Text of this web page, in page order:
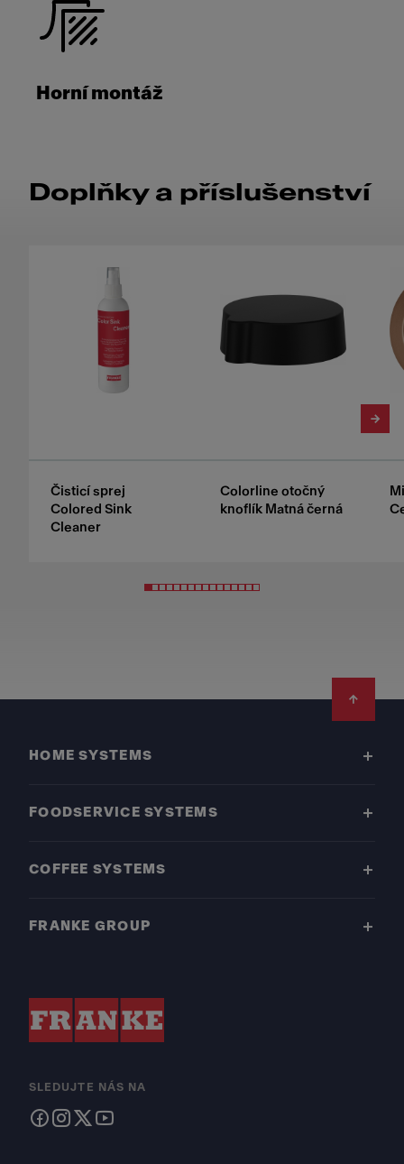
Horní montáž
Doplňky a příslušenství
Čisticí sprej
Colored Sink
Cleaner
Colorline otočný
knoflík Matná černá
HOME SYSTEMS
FOODSERVICE SYSTEMS
COFFEE SYSTEMS
FRANKE GROUP
SLEDUJTE NÁS NA